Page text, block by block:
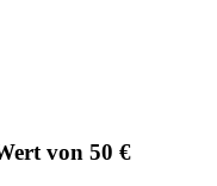
von 50 €